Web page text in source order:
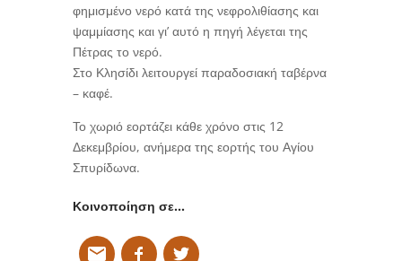
φημισμένο νερό κατά της νεφρολιθίασης και
ψαμμίασης και γι’ αυτό η πηγή λέγεται της
Πέτρας το νερό.
Στο Κλησίδι λειτουργεί παραδοσιακή ταβέρνα
– καφέ.
Το χωριό εορτάζει κάθε χρόνο στις 12
Δεκεμβρίου, ανήμερα της εορτής του Αγίου
Σπυρίδωνα.
Κοινοποίηση σε…